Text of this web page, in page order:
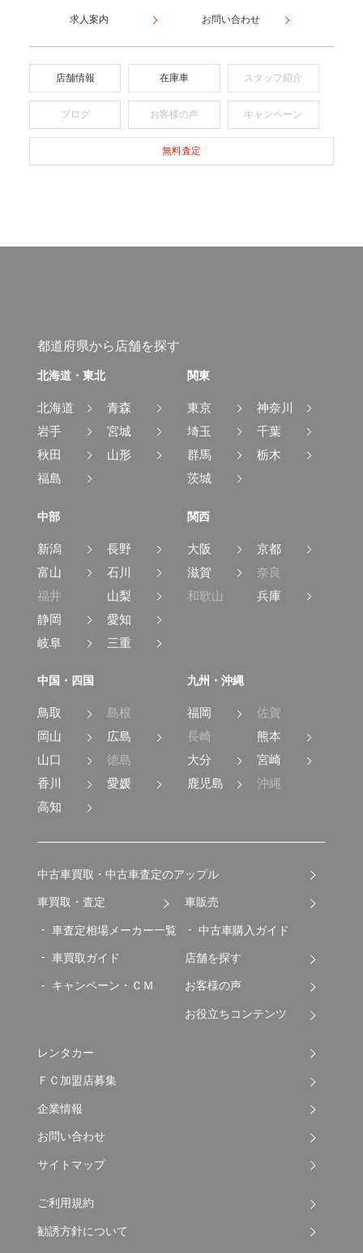
求人案内 お問い合わせ
店舗情報 在庫車 スタッフ紹介
ブログ お客様の声 キャンペーン
無料査定
都道府県から店舗を探す
北海道・東北
北海道
青森
岩手
宮城
秋田
山形
福島
関東
東京
神奈川
埼玉
千葉
群馬
栃木
茨城
中部
新潟
長野
富山
石川
福井
山梨
静岡
愛知
岐阜
三重
関西
大阪
京都
滋賀
奈良
和歌山
兵庫
中国・四国
鳥取
島根
岡山
広島
山口
徳島
香川
愛媛
高知
九州・沖縄
福岡
佐賀
長崎
熊本
大分
宮崎
鹿児島
沖縄
中古車買取・中古車査定のアップル
車買取・査定
車査定相場メーカー一覧
車買取ガイド
キャンペーン・ＣＭ
車販売
中古車購入ガイド
店舗を探す
お客様の声
お役立ちコンテンツ
レンタカー
ＦＣ加盟店募集
企業情報
お問い合わせ
サイトマップ
ご利用規約
勧誘方針について